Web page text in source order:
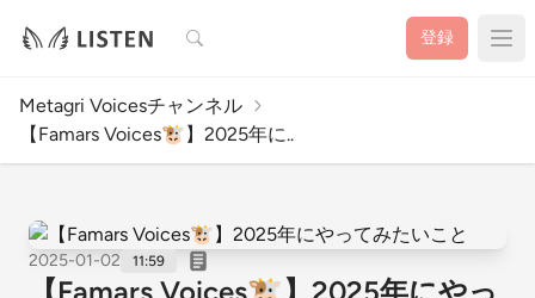
検索 登録
Metagri Voicesチャンネル
【Famars Voices🐮】2025年に..
2025-01-02 11:59